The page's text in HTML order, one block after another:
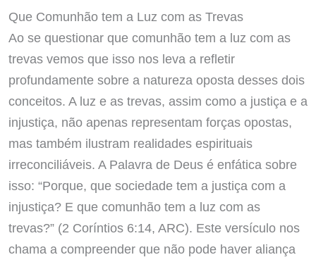
Que Comunhão tem a Luz com as Trevas
Ao se questionar que comunhão tem a luz com as
trevas vemos que isso nos leva a refletir
profundamente sobre a natureza oposta desses dois
conceitos. A luz e as trevas, assim como a justiça e a
injustiça, não apenas representam forças opostas,
mas também ilustram realidades espirituais
irreconciliáveis. A Palavra de Deus é enfática sobre
isso: “Porque, que sociedade tem a justiça com a
injustiça? E que comunhão tem a luz com as
trevas?” (2 Coríntios 6:14, ARC). Este versículo nos
chama a compreender que não pode haver aliança